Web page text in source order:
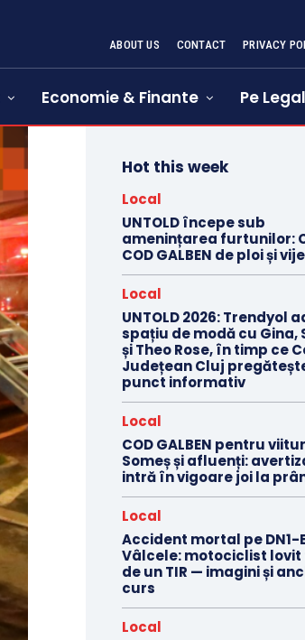
ABOUT US CONTACT PRIVACY
Economie & Finante Pe
Hot this week
Local
UNTOLD începe sub
amenințarea furtunilor:
COD GALBEN de ploi și
Local
UNTOLD 2026: Trendyol
spațiu de modă cu Gina,
și Theo Rose, în timp ce
Județean Cluj
punct informativ
Local
COD GALBEN pentru
Someș și afluenți:
intră în vigoare joi la
Local
Accident mortal pe DN1-
Vâlcele: motociclist
de un TIR — imagini și
curs
Local